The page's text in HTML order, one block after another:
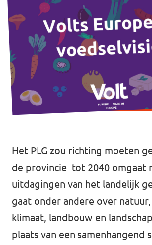
Het PLG zou richting moeten
de provincie tot 2040 omgaat
uitdagingen van het landelijk
gaat onder andere over
klimaat, landbouw en
plaats van een samenhangend